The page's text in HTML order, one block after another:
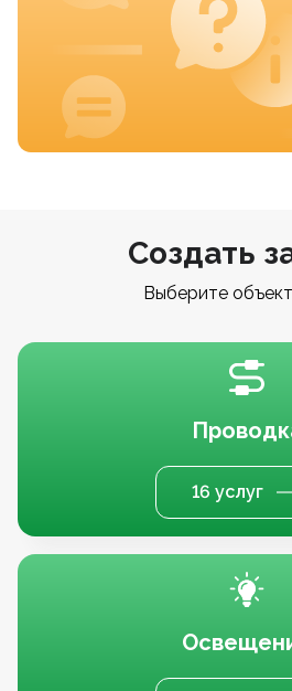
Создать
Выберите
16 услуг